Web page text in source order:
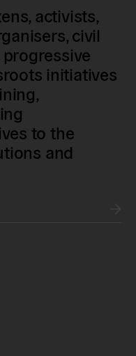
activists,
civil
initiatives
to the
and